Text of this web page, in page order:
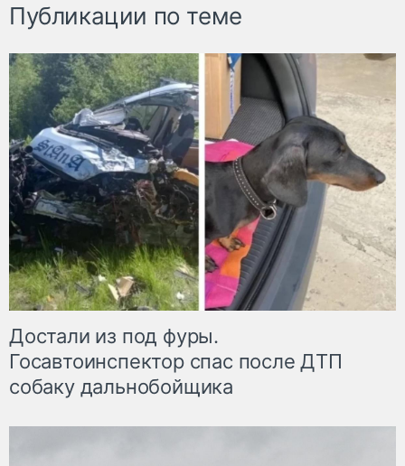
Публикации по теме
Достали из под фуры.
Госавтоинспектор спас после ДТП
собаку дальнобойщика